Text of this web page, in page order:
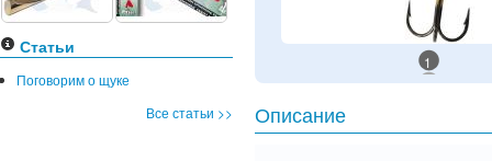
Статьи
Поговорим о щуке
Все статьи >>
1
Описание